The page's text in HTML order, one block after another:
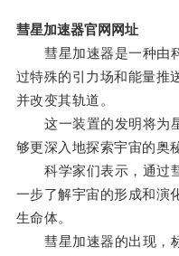
彗星加速器官网网址
彗星加速器是一种由科
过特殊的引力场和能量推
并改变其轨道。
这一装置的发明将为星
够更深入地探索宇宙的奥
科学家们表示，通过彗
一步了解宇宙的形成和演
生命体。
彗星加速器的出现，标